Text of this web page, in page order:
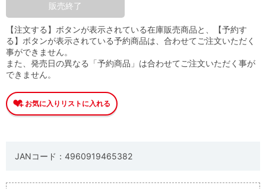
販売終了
【注文する】ボタンが表示されている在庫販売商品と、【予約す
る】ボタンが表示されている予約商品は、合わせてご注文いただく
事ができません。
また、発売日の異なる「予約商品」は合わせてご注文いただく事が
できません。
JANコード：4960919465382